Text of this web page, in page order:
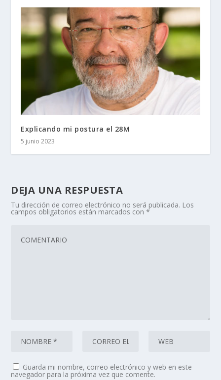
Explicando mi postura el 28M
5 junio 2023
DEJA UNA RESPUESTA
Tu dirección de correo electrónico no será publicada. Los
campos obligatorios están marcados con*
Guarda mi nombre, correo electrónico y web en este
navegador para la próxima vez que comente.